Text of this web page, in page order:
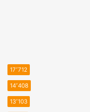
17٬712
14٬408
13٬103